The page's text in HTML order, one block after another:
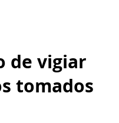
de vigiar
tomados